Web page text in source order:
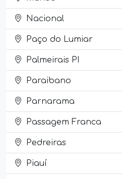
Nacional
Paço do Lumiar
Palmeirais PI
Paraibano
Parnarama
Passagem Franca
Pedreiras
Piauí